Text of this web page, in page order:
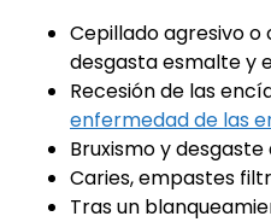
Cepillado agresivo
desgasta esmalte y
Recesión de las
enfermedad de las
Bruxismo y desgaste
Caries, empastes
Tras un